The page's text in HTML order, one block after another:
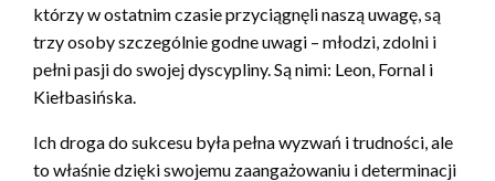
którzy w ostatnim czasie przyciągnęli naszą uwagę, są
trzy osoby szczególnie godne uwagi – młodzi, zdolni i
pełni pasji do swojej dyscypliny. Są nimi: Leon, Fornal i
Kiełbasińska.
Ich droga do sukcesu była pełna wyzwań i trudności, ale
to właśnie dzięki swojemu zaangażowaniu i determinacji